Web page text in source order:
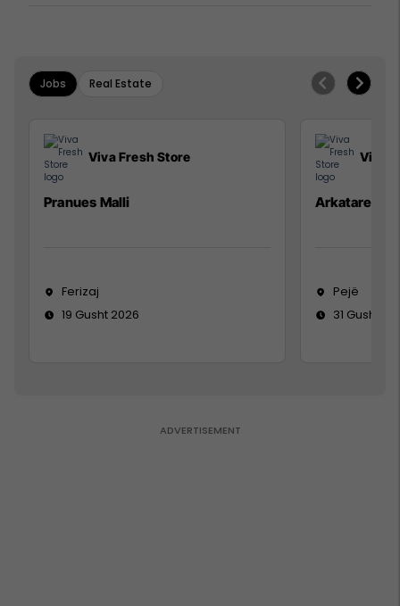
Jobs Real Estate
Viva Fresh Store
Pranues Malli
Ferizaj
19 Gusht 2026
Viva
Arkatare
Pejë
31 Gusht